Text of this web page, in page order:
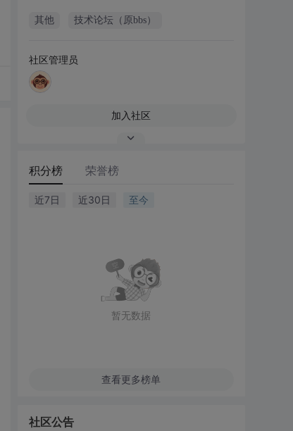
其他 技术论坛（原bbs）
社区管理员
加入社区
积分榜 荣誉榜
近7日 近30日 至今
暂无数据
查看更多榜单
社区公告